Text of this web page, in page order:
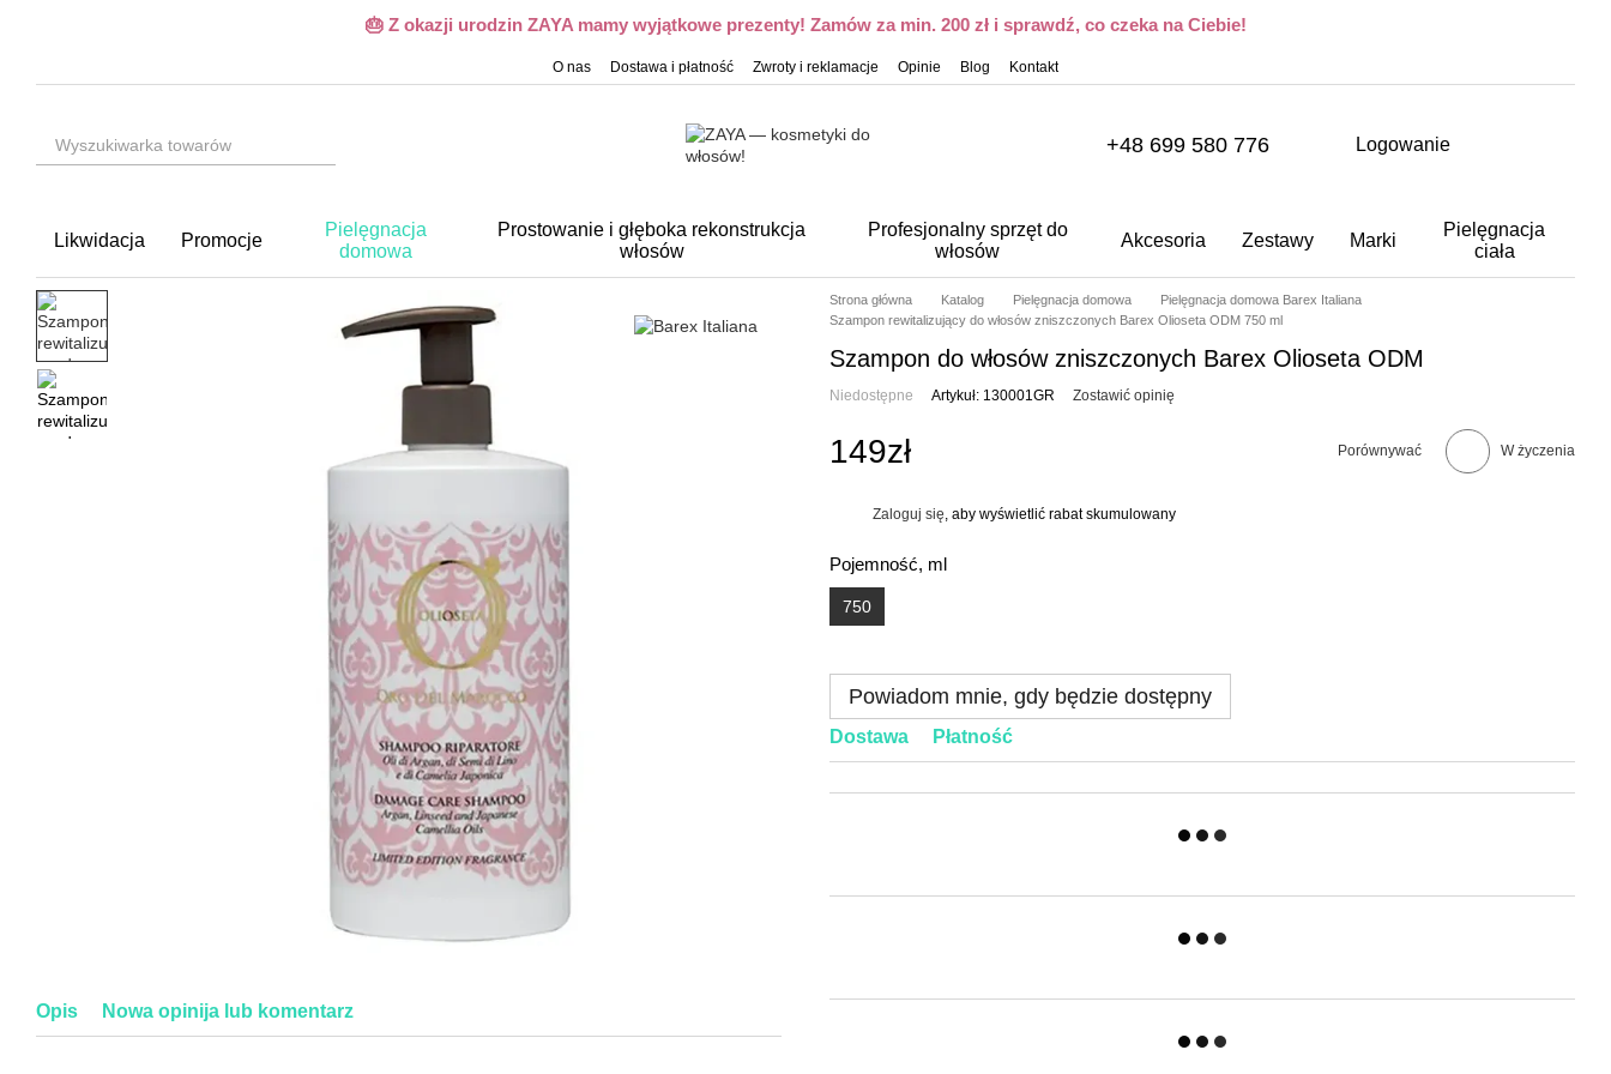
🎂 Z okazji urodzin ZAYA mamy wyjątkowe prezenty! Zamów za min. 200 zł i sprawdź, co czeka na Ciebie!
O nas Dostawa i płatność Zwroty i reklamacje Opinie Blog Kontakt
+48 699 580 776 Logowanie
Likwidacja Promocje
Pielęgnacja
domowa
Prostowanie i głęboka rekonstrukcja
włosów
Profesjonalny sprzęt do
włosów
Akcesoria Zestawy Marki
Pielęgnacja
ciała
Opis Nowa opinija lub komentarz
Strona główna Katalog Pielęgnacja domowa
Pielęgnacja domowa Barex Italiana
Szampon rewitalizujący do włosów zniszczonych Barex Olioseta ODM 750 ml
Szampon do włosów zniszczonych Barex Olioseta ODM
Niedostępne Artykuł: 130001GR Zostawić opinię
149zł Porównywać W życzenia
Zaloguj się , aby wyświetlić rabat skumulowany
Pojemność, ml
750
Powiadom mnie, gdy będzie dostępny
Dostawa Płatność